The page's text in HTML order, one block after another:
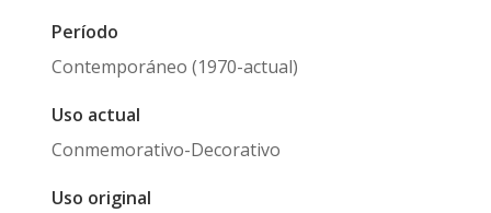
Período
Contemporáneo (1970-actual)
Uso actual
Conmemorativo-Decorativo
Uso original